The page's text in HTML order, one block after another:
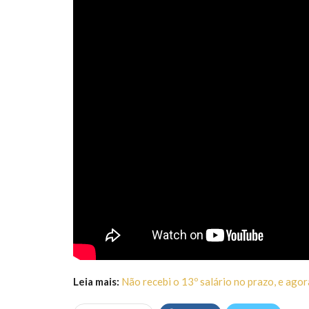
Leia mais: Não recebi o 13º salário no prazo, e